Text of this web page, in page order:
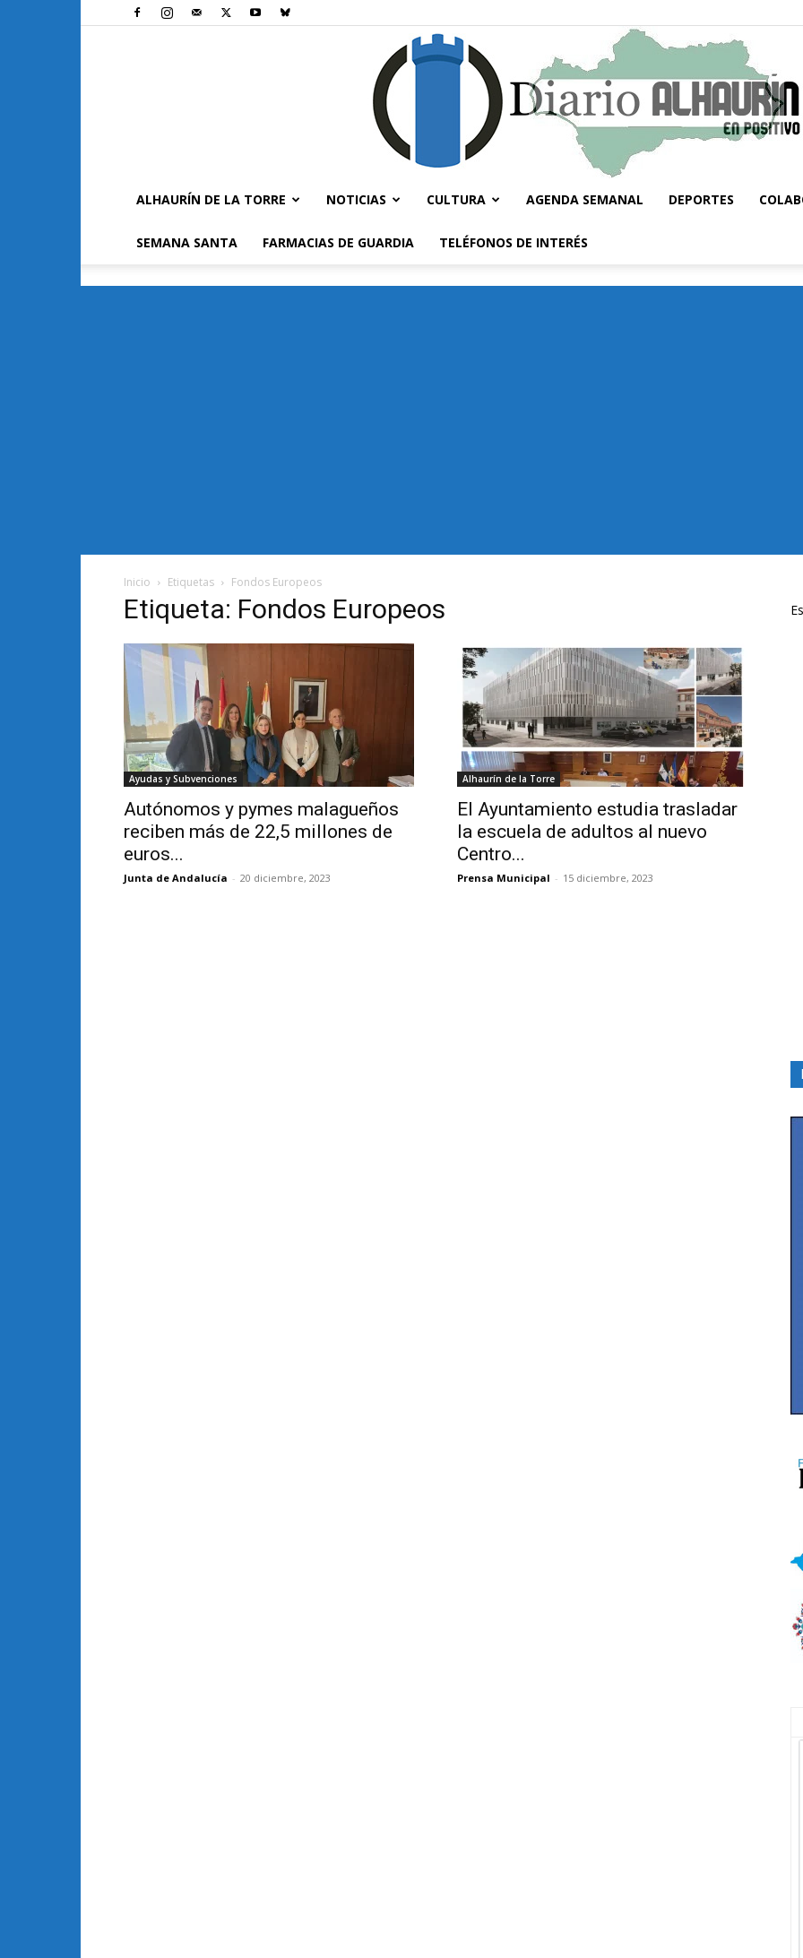
ALHAURÍN DE LA TORRE NOTICIAS CULTURA AGENDA SEMANAL DEPORTES
SEMANA SANTA FARMACIAS DE GUARDIA TELÉFONOS DE INTERÉS
Inicio Etiquetas Fondos Europeos
Etiqueta: Fondos Europeos
Ayudas y Subvenciones
Autónomos y pymes malagueños
reciben más de 22,5 millones de
euros...
Junta de Andalucía - 20 diciembre, 2023
Alhaurín de la Torre
El Ayuntamiento estudia trasladar
la escuela de adultos al nuevo
Centro...
Prensa Municipal - 15 diciembre, 2023